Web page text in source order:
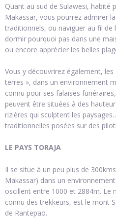
Quant au sud de Sulawesi, habité
Makassar, vous pourrez admirer
traditionnels, ou naviguer au fil
dormir pourquoi pas dans une
ou encore apprécier les belles
Vous y découvrirez également,
terres », dans un environnement
connu pour ses falaises
peuvent être situées à des
rizières qui sculptent les
traditionnelles posées sur des
LE PAYS TORAJA
Il se situe à un peu plus de
Makassar) dans un
oscillent entre 1000 et 2884m. Le
connu des trekkeurs, est le mont
de Rantepao.